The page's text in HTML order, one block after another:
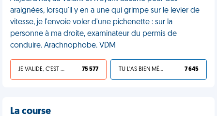
araignées, lorsqu'il y en a une qui grimpe sur le levier de
vitesse, je l'envoie voler d'une pichenette : sur la
personne à ma droite, examinateur du permis de
conduire. Arachnophobe. VDM
JE VALIDE, C'EST UNE VDM 75 577 TU L'AS BIEN MÉRITÉ 7 645
La course